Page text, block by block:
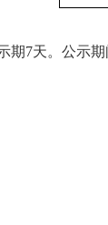
期7天。公示期